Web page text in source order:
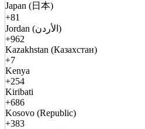
Japan (日本)
+81
Jordan (الأردن)
+962
Kazakhstan (Казахстан)
+7
Kenya
+254
Kiribati
+686
Kosovo (Republic)
+383